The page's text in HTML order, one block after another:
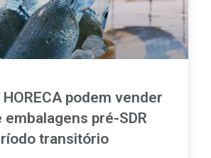
podem vender
pré-SDR
transitório